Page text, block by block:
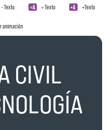
- Texto = Texto +Texto
animación
CIVIL